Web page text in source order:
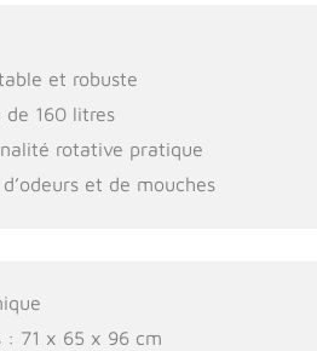
et robuste
de 160 litres
rotative pratique
et de mouches
: 71 x 65 x 96 cm